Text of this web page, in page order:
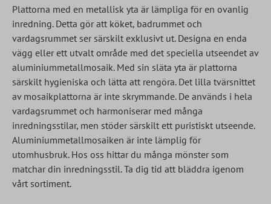
Plattorna med en metallisk yta är lämpliga för en ovanlig
inredning. Detta gör att köket, badrummet och
vardagsrummet ser särskilt exklusivt ut. Designa en enda
vägg eller ett utvalt område med det speciella utseendet av
aluminiummetallmosaik. Med sin släta yta är plattorna
särskilt hygieniska och lätta att rengöra. Det lilla tvärsnittet
av mosaikplattorna är inte skrymmande. De används i hela
vardagsrummet och harmoniserar med många
inredningsstilar, men stöder särskilt ett puristiskt utseende.
Aluminiummetallmosaiken är inte lämplig för
utomhusbruk. Hos oss hittar du många mönster som
matchar din inredningsstil. Ta dig tid att bläddra igenom
vårt sortiment.